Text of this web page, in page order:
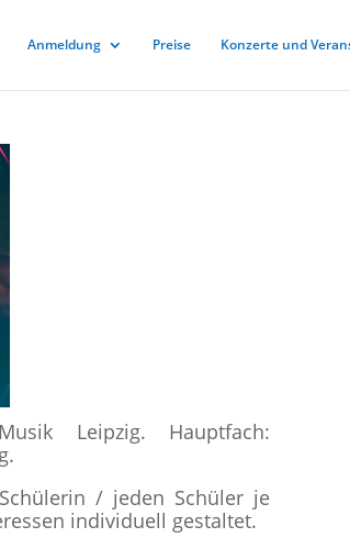
Anmeldung Preise Konzerte und
Leipzig. Hauptfach:
/ jeden Schüler je
individuell gestaltet.